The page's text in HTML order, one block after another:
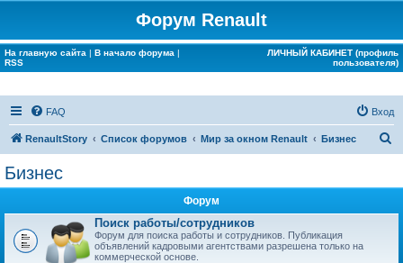
Форум Renault
На главную сайта | В начало форума |
RSS
ЛИЧНЫЙ КАБИНЕТ (профиль
пользователя)
FAQ Вход
RenaultStory Список форумов Мир за окном Renault Бизнес
Бизнес
Форум
Поиск работы/сотрудников
Форум для поиска работы и сотрудников. Публикация
объявлений кадровыми агентствами разрешена только на
коммерческой основе.